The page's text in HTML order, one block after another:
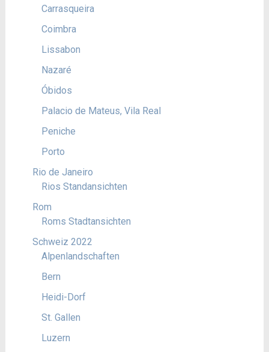
Carrasqueira
Coimbra
Lissabon
Nazaré
Óbidos
Palacio de Mateus, Vila Real
Peniche
Porto
Rio de Janeiro
Rios Standansichten
Rom
Roms Stadtansichten
Schweiz 2022
Alpenlandschaften
Bern
Heidi-Dorf
St. Gallen
Luzern